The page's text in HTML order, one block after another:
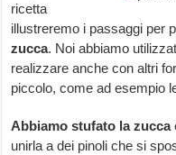
ricetta
illustreremo i passaggi per
zucca. Noi abbiamo
realizzare anche con altri
piccolo, come ad esempio
Abbiamo stufato la
unirla a dei pinoli che si